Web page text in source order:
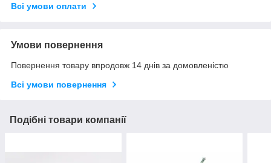
Всі умови оплати
Умови повернення
Повернення товару впродовж 14 днів за домовленістю
Всі умови повернення
Подібні товари компанії